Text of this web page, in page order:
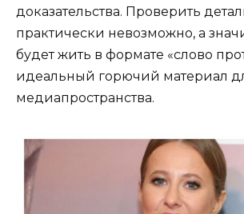
доказательства. Проверить
практически невозможно, а
будет жить в формате «слово
идеальный горючий материал
медиапространства.